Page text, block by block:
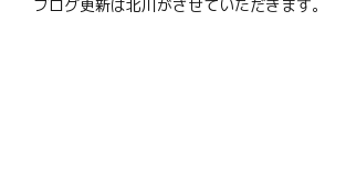
ブログ更新は北川がさせていただきます。